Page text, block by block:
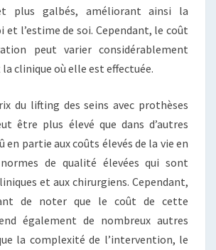
plus galbés, améliorant ainsi la
et l’estime de soi. Cependant, le coût
peut varier considérablement
clinique où elle est effectuée.
du lifting des seins avec prothèses
être plus élevé que dans d’autres
en partie aux coûts élevés de la vie en
de qualité élevées qui sont
et aux chirurgiens. Cependant,
de noter que le coût de cette
également de nombreux autres
la complexité de l’intervention, le